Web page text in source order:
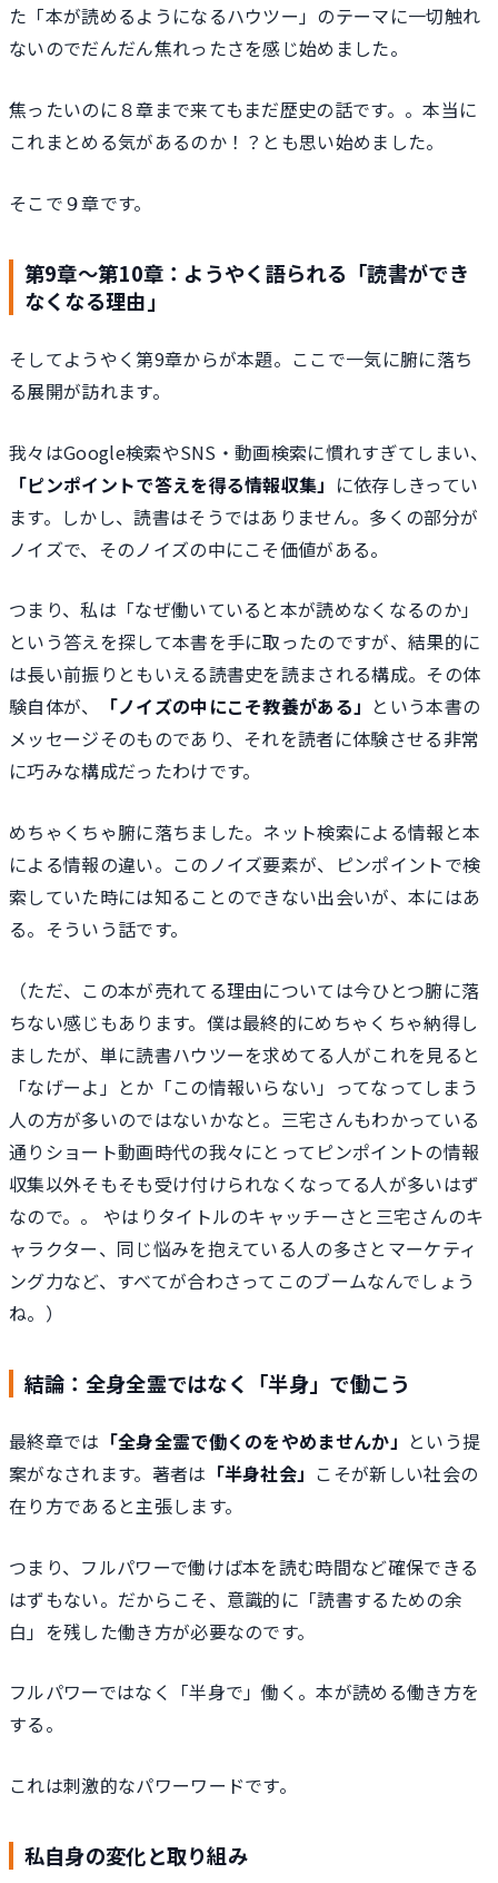
た「本が読めるようになるハウツー」のテーマに一切触れ
ないのでだんだん焦れったさを感じ始めました。
焦ったいのに８章まで来てもまだ歴史の話です。。本当に
これまとめる気があるのか！？とも思い始めました。
そこで９章です。
第9章～第10章：ようやく語られる「読書ができ
なくなる理由」
そしてようやく第9章からが本題。ここで一気に腑に落ち
る展開が訪れます。
我々はGoogle検索やSNS・動画検索に慣れすぎてしまい、
「ピンポイントで答えを得る情報収集」 に依存しきってい
ます。しかし、読書はそうではありません。多くの部分が
ノイズで、そのノイズの中にこそ価値がある。
つまり、私は「なぜ働いていると本が読めなくなるのか」
という答えを探して本書を手に取ったのですが、結果的に
は長い前振りともいえる読書史を読まされる構成。その体
験自体が、
「ノイズの中にこそ教養がある」 という本書の
メッセージそのものであり、それを読者に体験させる非常
に巧みな構成だったわけです。
めちゃくちゃ腑に落ちました。ネット検索による情報と本
による情報の違い。このノイズ要素が、ピンポイントで検
索していた時には知ることのできない出会いが、本にはあ
る。そういう話です。
（ただ、この本が売れてる理由については今ひとつ腑に落
ちない感じもあります。僕は最終的にめちゃくちゃ納得し
ましたが、単に読書ハウツーを求めてる人がこれを見ると
「なげーよ」とか「この情報いらない」ってなってしまう
人の方が多いのではないかなと。三宅さんもわかっている
通りショート動画時代の我々にとってピンポイントの情報
収集以外そもそも受け付けられなくなってる人が多いはず
なので。。 やはりタイトルのキャッチーさと三宅さんのキ
ャラクター、同じ悩みを抱えている人の多さとマーケティ
ング力など、すべてが合わさってこのブームなんでしょう
ね。）
結論：全身全霊ではなく「半身」で働こう
最終章では 「全身全霊で働くのをやめませんか」 という提
案がなされます。著者は 「半身社会」 こそが新しい社会の
在り方であると主張します。
つまり、フルパワーで働けば本を読む時間など確保できる
はずもない。だからこそ、意識的に「読書するための余
白」を残した働き方が必要なのです。
フルパワーではなく「半身で」働く。本が読める働き方を
する。
これは刺激的なパワーワードです。
私自身の変化と取り組み